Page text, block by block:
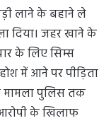
लाने के बहाने ले
दिया। जहर खाने के
के लिए सिम्स
में आने पर पीड़िता
मामला पुलिस तक
आरोपी के खिलाफ